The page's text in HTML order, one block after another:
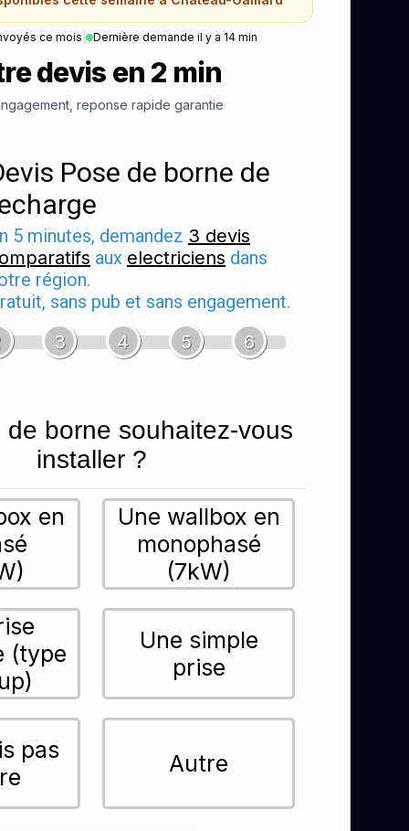
ce mois Dernière demande il y a 14 min
devis en 2 min
reponse rapide garantie
Pose de borne de
5 minutes, demandez 3 devis
aux electriciens dans
région.
sans pub et sans engagement.
3 4 5 6
de borne souhaitez-vous
installer ?
en
Une wallbox en
monophasé
(7kW)
(type
Une simple
prise
pas
Autre